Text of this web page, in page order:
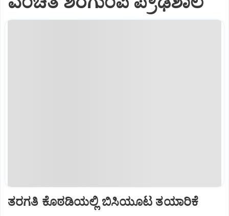
ತರಗತಿ ಕೊಠಡಿಯಲ್ಲಿ ಬಿಸಿಯೂಟ ತಯಾರಿಕೆ